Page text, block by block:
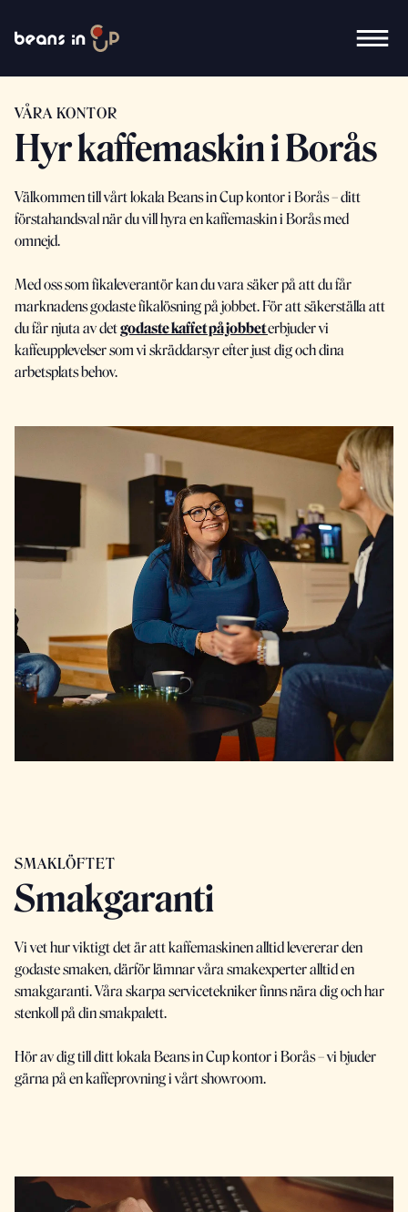
VÅRA KONTOR
Hyr kaffemaskin i Borås
Välkommen till vårt lokala Beans in Cup kontor i Borås – ditt
förstahandsval när du vill hyra en kaffemaskin i Borås med
omnejd.
Med oss som fikaleverantör kan du vara säker på att du får
marknadens godaste fikalösning på jobbet. För att säkerställa att
du får njuta av detgodaste kaffet på jobbeterbjuder vi
kaffeupplevelser som vi skräddarsyr efter just dig och dina
arbetsplats behov.
SMAKLÖFTET
Smakgaranti
Vi vet hur viktigt det är att kaffemaskinen alltid levererar den
godaste smaken, därför lämnar våra smakexperter alltid en
smakgaranti. Våra skarpa servicetekniker finns nära dig och har
stenkoll på din smakpalett.
Hör av dig till ditt lokala Beans in Cup kontor i Borås – vi bjuder
gärna på en kaffeprovning i vårt showroom.